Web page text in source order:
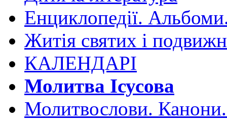
Енциклопедії.
Житія святих і
КАЛЕНДАРІ
Молитва Ісусова
Молитвослови.